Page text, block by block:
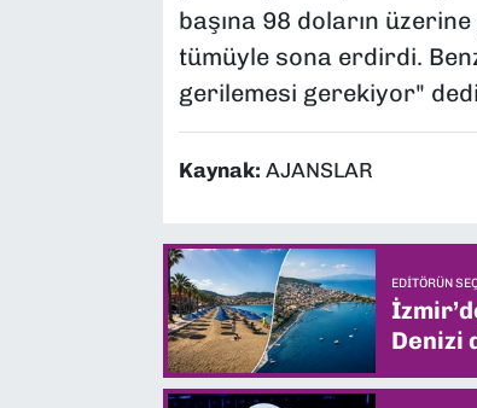
başına 98 doların
tümüyle sona erdirdi.
gerilemesi gerekiyor"
Kaynak: AJANSLAR
EDITÖRÜN
Denizi